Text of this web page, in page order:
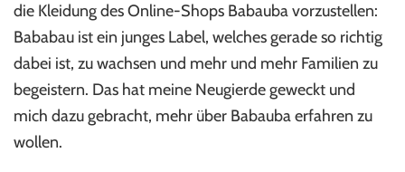
die Kleidung des Online-Shops Babauba vorzustellen:
Bababau ist ein junges Label, welches gerade so richtig
dabei ist, zu wachsen und mehr und mehr Familien zu
begeistern. Das hat meine Neugierde geweckt und
mich dazu gebracht, mehr über Babauba erfahren zu
wollen.